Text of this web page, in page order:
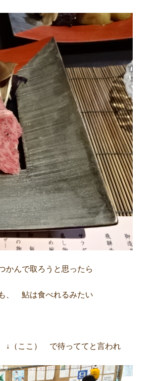
で取ろうと思ったら
鮎は食べれるみたい
ここ） で待っててと言われ